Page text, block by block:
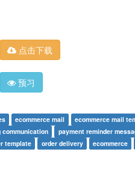
点击下载
预习
ecommerce mail ecommerce mail
communication payment reminder
template order delivery ecommerce